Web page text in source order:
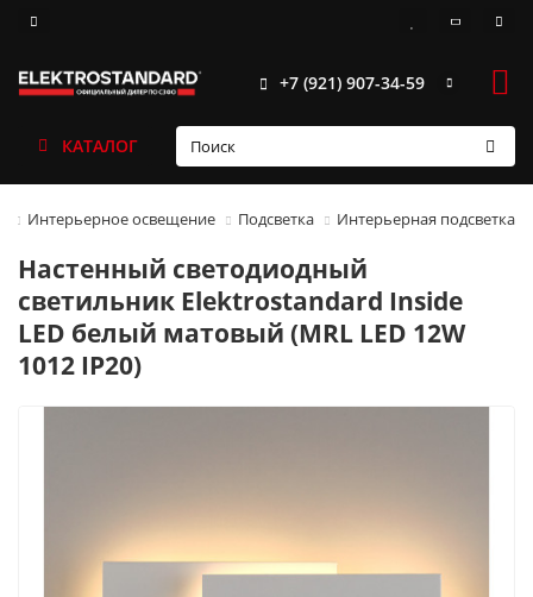
+7 (921) 907-34-59
КАТАЛОГ
Интерьерное освещение Подсветка Интерьерная подсветка
Настенный светодиодный
светильник Elektrostandard Inside
LED белый матовый (MRL LED 12W
1012 IP20)